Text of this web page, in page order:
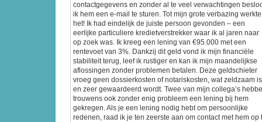
contactgegevens en zonder al te veel verwachtingen
ik hem een e-mail te sturen. Tot mijn grote verbazing werkte
het! Ik had eindelijk de juiste persoon gevonden – een
eerlijke particuliere kredietverstrekker waar ik al jaren naar
op zoek was. Ik kreeg een lening van €95.000 met een
rentevoet van 3%. Dankzij dit geld vond ik mijn financiële
stabiliteit terug, leef ik rustiger en kan ik mijn maandelijkse
aflossingen zonder problemen betalen. Deze geldschieter
vroeg geen dossierkosten of notariskosten, wat zeldzaam is
en zeer gewaardeerd wordt. Twee van mijn collega’s
trouwens ook zonder enig probleem een lening bij hem
gekregen. Als je een lening nodig hebt om persoonlijke
redenen, raad ik je ten zeerste aan om contact met hem op